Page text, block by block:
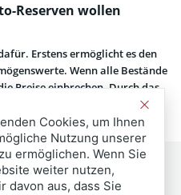
Reserven wollen
Erstens ermöglicht es den
Wenn alle Bestände
Preise einbrechen. Durch das
zeitlich besser
WEIGHING CRYPTO
POT"
Cookies, um Ihnen
Nutzung unserer
ermöglichen. Wenn Sie
weiter nutzen,
davon aus, dass Sie